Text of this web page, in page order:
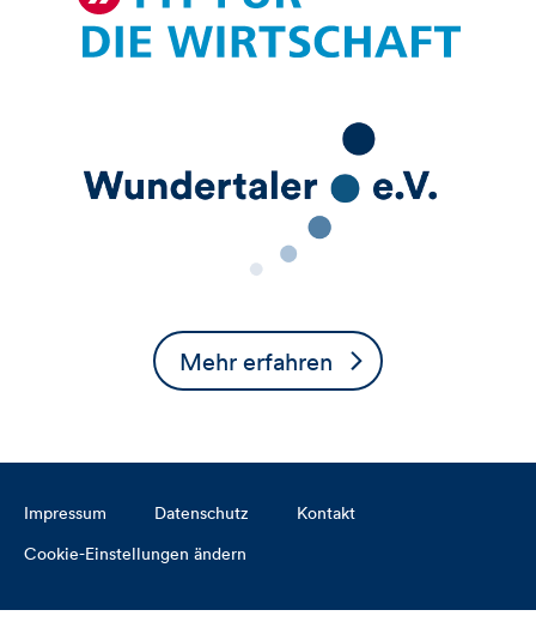
Mehr erfahren
Impressum Datenschutz
Kontakt
Cookie-Einstellungen ändern